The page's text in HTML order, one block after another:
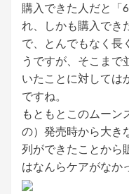
購入できた人だと「
れ、しかも購入でき
で、とんでもなく長
うですが、そこまで
いたことに対しては
ですね。
もともとこのムーン
の）発売時から大き
列ができたことから
はなんらケアがなか